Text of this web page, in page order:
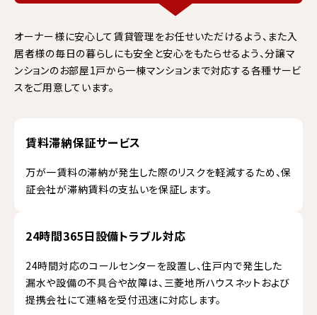
オーナー様に安心して賃貸管理をお任せいただけるよう、また入
居者様の毎日の暮らしにも安全と安心をもたらせるよう、分譲マ
ンションのお部屋1戸から一棟マンションまで対応する各種サービ
スをご用意しています。
賃料滞納保証サービス
万が一賃料の滞納が発生した際のリスクを軽減するため、保
証会社が滞納賃料の支払いを保証します。
24時間365日設備トラブル対応
24時間対応のコールセンターを設置し、住戸内で発生した
漏水や設備の不具合や故障は、三菱地所ハウスネットおよび
提携会社にて連絡を受付迅速に対応します。